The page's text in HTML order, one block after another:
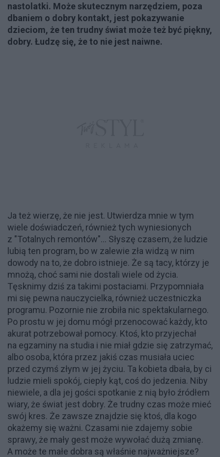
nastolatki. Może skutecznym narzędziem, poza
dbaniem o dobry kontakt, jest pokazywanie
dzieciom, że ten trudny świat może też być piękny,
dobry. Łudzę się, że to nie jest naiwne.
Ja też wierzę, że nie jest. Utwierdza mnie w tym
wiele doświadczeń, również tych wyniesionych
z "Totalnych remontów"… Słyszę czasem, że ludzie
lubią ten program, bo w zalewie zła widzą w nim
dowody na to, że dobro istnieje. Że są tacy, którzy je
mnożą, choć sami nie dostali wiele od życia.
Tęsknimy dziś za takimi postaciami. Przypomniała
mi się pewna nauczycielka, również uczestniczka
programu. Pozornie nie zrobiła nic spektakularnego.
Po prostu w jej domu mógł przenocować każdy, kto
akurat potrzebował pomocy. Ktoś, kto przyjechał
na egzaminy na studia i nie miał gdzie się zatrzymać,
albo osoba, która przez jakiś czas musiała uciec
przed czymś złym w jej życiu. Ta kobieta dbała, by ci
ludzie mieli spokój, ciepły kąt, coś do jedzenia. Niby
niewiele, a dla jej gości spotkanie z nią było źródłem
wiary, że świat jest dobry. Że trudny czas może mieć
swój kres. Że zawsze znajdzie się ktoś, dla kogo
okażemy się ważni. Czasami nie zdajemy sobie
sprawy, że mały gest może wywołać dużą zmianę.
A może te małe dobra są właśnie najważniejsze?